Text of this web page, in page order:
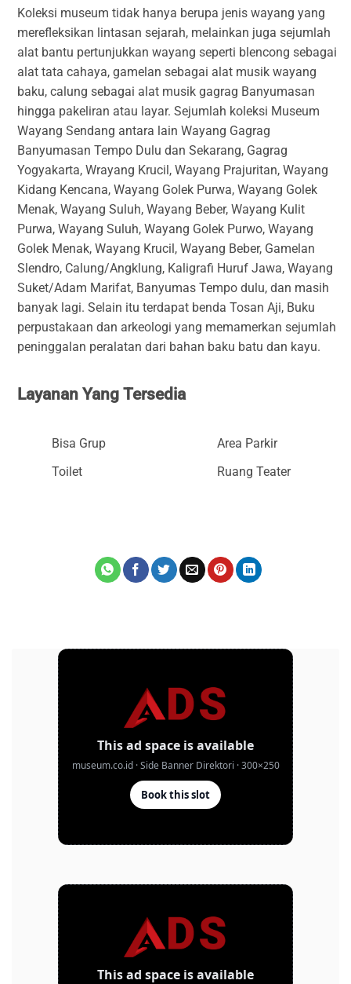
Koleksi museum tidak hanya berupa jenis wayang yang
merefleksikan lintasan sejarah, melainkan juga sejumlah
alat bantu pertunjukkan wayang seperti blencong sebagai
alat tata cahaya, gamelan sebagai alat musik wayang
baku, calung sebagai alat musik gagrag Banyumasan
hingga pakeliran atau layar. Sejumlah koleksi Museum
Wayang Sendang antara lain Wayang Gagrag
Banyumasan Tempo Dulu dan Sekarang, Gagrag
Yogyakarta, Wrayang Krucil, Wayang Prajuritan, Wayang
Kidang Kencana, Wayang Golek Purwa, Wayang Golek
Menak, Wayang Suluh, Wayang Beber, Wayang Kulit
Purwa, Wayang Suluh, Wayang Golek Purwo, Wayang
Golek Menak, Wayang Krucil, Wayang Beber, Gamelan
Slendro, Calung/Angklung, Kaligrafi Huruf Jawa, Wayang
Suket/Adam Marifat, Banyumas Tempo dulu, dan masih
banyak lagi. Selain itu terdapat benda Tosan Aji, Buku
perpustakaan dan arkeologi yang memamerkan sejumlah
peninggalan peralatan dari bahan baku batu dan kayu.
Layanan Yang Tersedia
Bisa Grup
Area Parkir
Toilet
Ruang Teater